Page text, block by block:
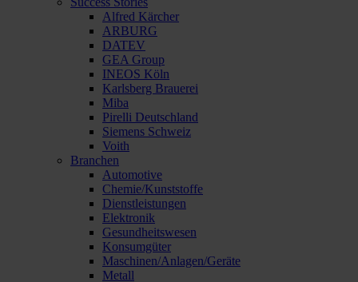
Alfred Kärcher
ARBURG
DATEV
GEA Group
INEOS Köln
Karlsberg Brauerei
Miba
Pirelli Deutschland
Siemens Schweiz
Voith
Branchen
Automotive
Chemie/Kunststoffe
Dienstleistungen
Elektronik
Gesundheitswesen
Konsumgüter
Maschinen/Anlagen/Geräte
Metall